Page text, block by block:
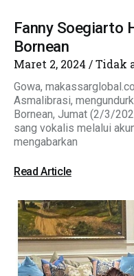
Fanny Soegiarto
Bornean
Maret 2, 2024 Tidak
Gowa,
Asmalibrasi,
Bornean, Jumat (2/3/
sang vokalis melalui
mengabarkan
Read Article